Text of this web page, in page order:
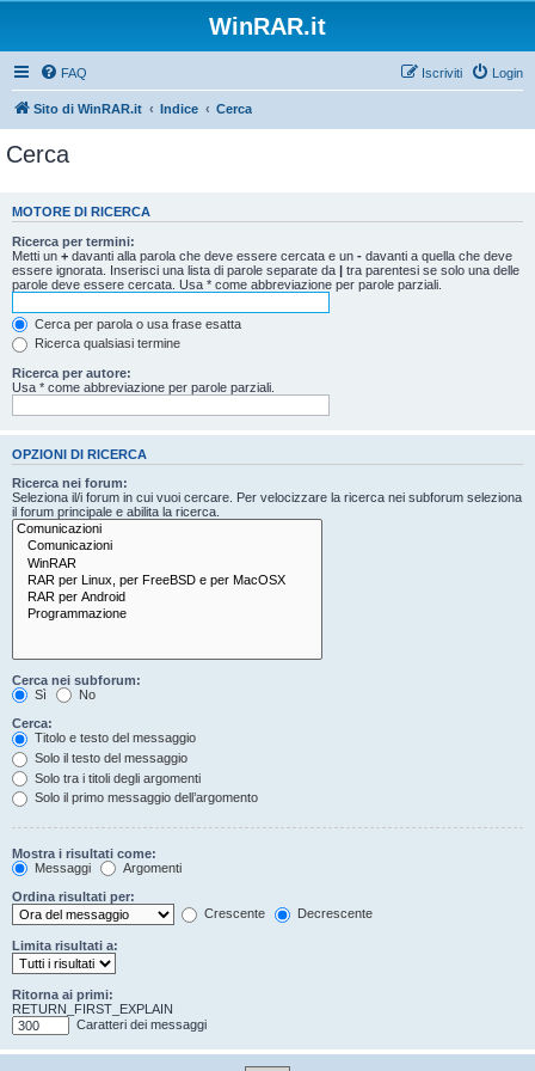
WinRAR.it
FAQ Login
Iscriviti
Sito di WinRAR.it Indice Cerca
Cerca
MOTORE DI RICERCA
Ricerca per termini:
Metti un + davanti alla parola che deve essere cercata e un - davanti a quella che deve
essere ignorata. Inserisci una lista di parole separate da | tra parentesi se solo una delle
parole deve essere cercata. Usa * come abbreviazione per parole parziali.
Cerca per parola o usa frase esatta
Ricerca qualsiasi termine
Ricerca per autore:
Usa * come abbreviazione per parole parziali.
OPZIONI DI RICERCA
Ricerca nei forum:
Seleziona il/i forum in cui vuoi cercare. Per velocizzare la ricerca nei subforum seleziona
il forum principale e abilita la ricerca.
Cerca nei subforum:
Sì
No
Cerca:
Titolo e testo del messaggio
Solo il testo del messaggio
Solo tra i titoli degli argomenti
Solo il primo messaggio dell’argomento
Mostra i risultati come:
Messaggi
Argomenti
Ordina risultati per:
Crescente
Decrescente
Limita risultati a:
Ritorna ai primi:
RETURN_FIRST_EXPLAIN
Caratteri dei messaggi